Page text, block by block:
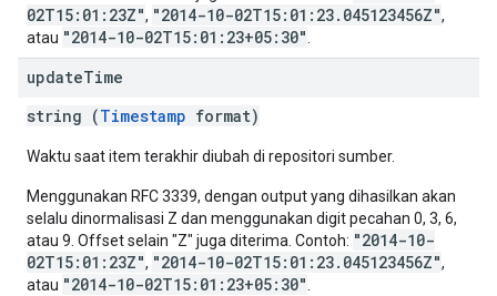
02T15:01:23Z", "2014-10-02T15:01:23.045123456Z",
atau "2014-10-02T15:01:23+05:30"
updateTime
string (Timestamp format)
Waktu saat item terakhir diubah di repositori sumber.
Menggunakan RFC 3339, dengan output yang dihasilkan akan
selalu dinormalisasi Z dan menggunakan digit pecahan 0, 3, 6,
atau 9. Offset selain "Z" juga diterima. Contoh: "2014-10-
02T15:01:23Z", "2014-10-02T15:01:23.045123456Z",
atau "2014-10-02T15:01:23+05:30"